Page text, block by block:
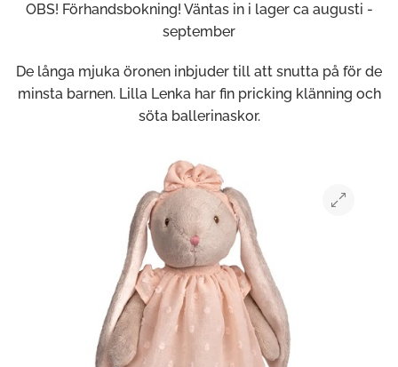
OBS! Förhandsbokning! Väntas in i lager ca augusti -
september
De långa mjuka öronen inbjuder till att snutta på för de
minsta barnen. Lilla Lenka har fin pricking klänning och
söta ballerinaskor.